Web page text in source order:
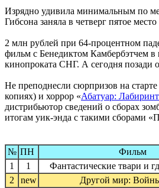
Изрядно удивила минимальным по
Гибсона заняла в четверг пятое
2 млн рублей при 64-процентном
фильм с Бенедиктом Камбербэтчем в
кинопроката СНГ. А сегодня позади
Не преподнесли сюрпризов на
копиях) и хоррор «Абатуар: Лабиринт
дистрибьютор сведений о сборах
итогам уик-энда с такими сборами
№ ПН Фильм
1
1 Фантастические твари и
2
new Другой мир: